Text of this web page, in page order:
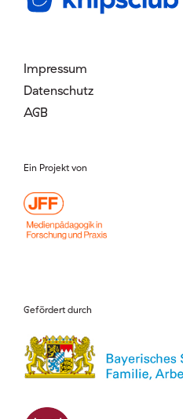
Login
Impressum
Datenschutz
AGB
Ein Projekt von
Gefördert durch